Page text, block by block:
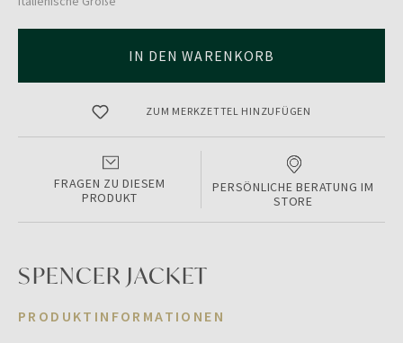
IN DEN WARENKORB
ZUM MERKZETTEL HINZUFÜGEN
FRAGEN ZU DIESEM
PRODUKT
PERSÖNLICHE BERATUNG IM
STORE
SPENCER JACKET
PRODUKTINFORMATIONEN